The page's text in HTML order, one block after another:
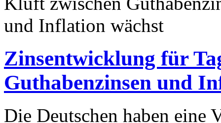
Zinsentwicklung für
Guthabenzinsen und
Die Deutschen haben eine